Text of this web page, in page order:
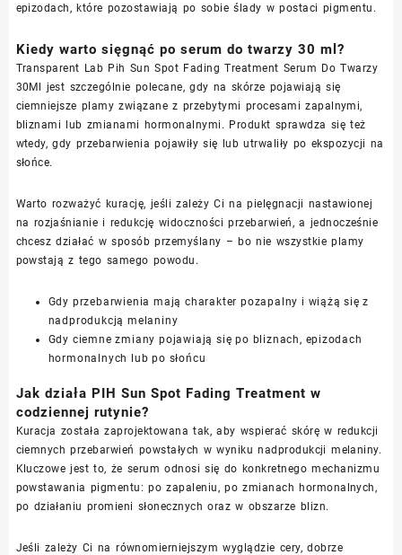
epizodach, które pozostawiają po sobie ślady w postaci pigmentu.
Kiedy warto sięgnąć po serum do twarzy 30 ml?
Transparent Lab Pih Sun Spot Fading Treatment Serum Do Twarzy
30Ml jest szczególnie polecane, gdy na skórze pojawiają się
ciemniejsze plamy związane z przebytymi procesami zapalnymi,
bliznami lub zmianami hormonalnymi. Produkt sprawdza się też
wtedy, gdy przebarwienia pojawiły się lub utrwaliły po ekspozycji na
słońce.
Warto rozważyć kurację, jeśli zależy Ci na pielęgnacji nastawionej
na rozjaśnianie i redukcję widoczności przebarwień, a jednocześnie
chcesz działać w sposób przemyślany – bo nie wszystkie plamy
powstają z tego samego powodu.
Gdy przebarwienia mają charakter pozapalny i wiążą się z
nadprodukcją melaniny
Gdy ciemne zmiany pojawiają się po bliznach, epizodach
hormonalnych lub po słońcu
Jak działa PIH Sun Spot Fading Treatment w
codziennej rutynie?
Kuracja została zaprojektowana tak, aby wspierać skórę w redukcji
ciemnych przebarwień powstałych w wyniku nadprodukcji melaniny.
Kluczowe jest to, że serum odnosi się do konkretnego mechanizmu
powstawania pigmentu: po zapaleniu, po zmianach hormonalnych,
po działaniu promieni słonecznych oraz w obszarze blizn.
Jeśli zależy Ci na równomierniejszym wyglądzie cery, dobrze